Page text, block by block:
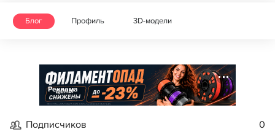
Блог Профиль 3D-модели
Реклама
Подписчиков 0